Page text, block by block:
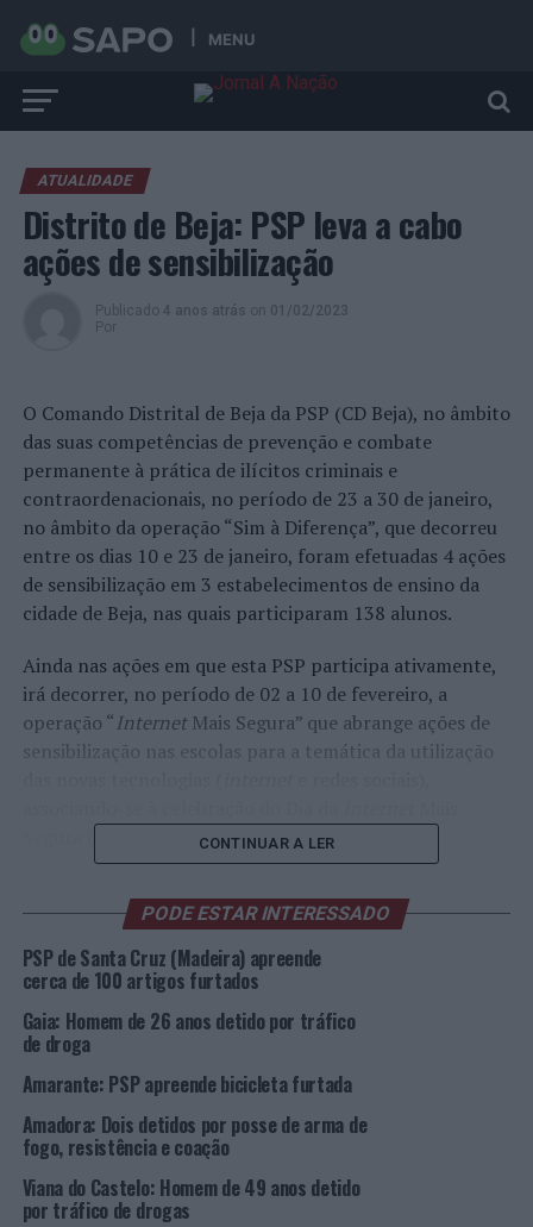
MENU
ATUALIDADE
Distrito de Beja: PSP leva a cabo
ações de sensibilização
Publicado 4 anos atrás on 01/02/2023
Por
O Comando Distrital de Beja da PSP (CD Beja), no âmbito
das suas competências de prevenção e combate
permanente à prática de ilícitos criminais e
contraordenacionais, no período de 23 a 30 de janeiro,
no âmbito da operação “Sim à Diferença”, que decorreu
entre os dias 10 e 23 de janeiro, foram efetuadas 4 ações
de sensibilização em 3 estabelecimentos de ensino da
cidade de Beja, nas quais participaram 138 alunos.
Ainda nas ações em que esta PSP participa ativamente,
irá decorrer, no período de 02 a 10 de fevereiro, a
operação “InternetMais Segura” que abrange ações de
sensibilização nas escolas para a temática da utilização
Segura (07 de fevereiro).
06 de fevereiro, a PSP vai promover e implementar
ações de fiscalização de trânsito, no âmbito da operação
“Viajar Sem Pressa”, estando prevista fiscalização de
01 de fevereiro, na Rua Francisco Miguel Duarte;
resultaram apenas danos materiais.
Foram entregues 9 armas perdidas a favor do estado.
CONTINUAR A LER
PODE ESTAR INTERESSADO
PSP de Santa Cruz (Madeira) apreende
cerca de 100 artigos furtados
Gaia: Homem de 26 anos detido por tráfico
de droga
Amarante: PSP apreende bicicleta furtada
Amadora: Dois detidos por posse de arma de
fogo, resistência e coação
Viana do Castelo: Homem de 49 anos detido
por tráfico de drogas